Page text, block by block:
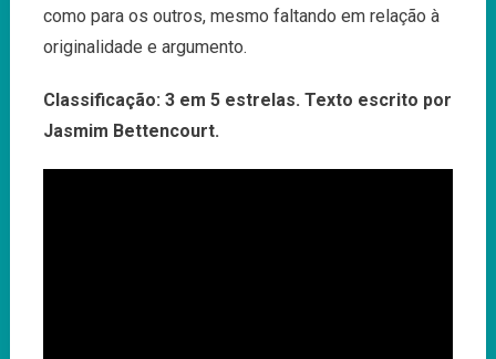
como para os outros, mesmo faltando em relação à
originalidade e argumento.
Classificação: 3 em 5 estrelas. Texto escrito por
Jasmim Bettencourt.